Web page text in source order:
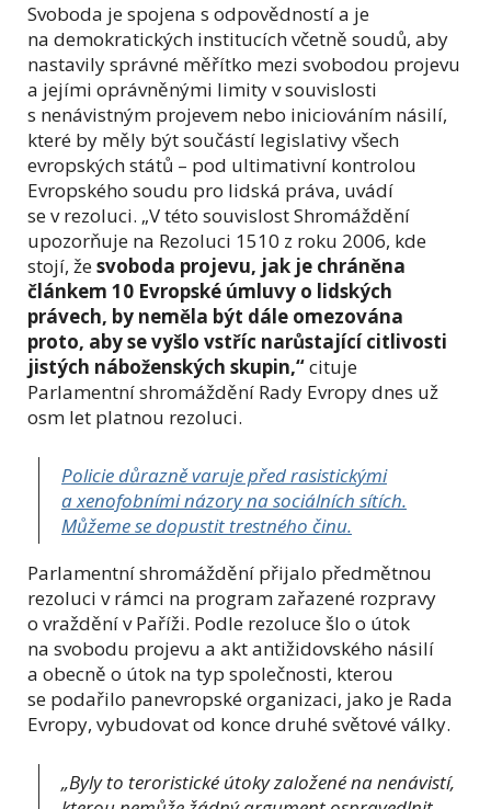
Svoboda je spojena s odpovědností a je
na demokratických institucích včetně soudů, aby
nastavily správné měřítko mezi svobodou projevu
a jejími oprávněnými limity v souvislosti
s nenávistným projevem nebo iniciováním násilí,
které by měly být součástí legislativy všech
evropských států – pod ultimativní kontrolou
Evropského soudu pro lidská práva, uvádí
se v rezoluci. „V této souvislost Shromáždění
upozorňuje na Rezoluci 1510 z roku 2006, kde
stojí, žesvoboda projevu, jak je chráněna
článkem 10 Evropské úmluvy o lidských
právech, by neměla být dále omezována
proto, aby se vyšlo vstříc narůstající citlivosti
jistých náboženských skupin,“cituje
Parlamentní shromáždění Rady Evropy dnes už
osm let platnou rezoluci.
Policie důrazně varuje před rasistickými
a xenofobními názory na sociálních sítích.
Můžeme se dopustit trestného činu.
Parlamentní shromáždění přijalo předmětnou
rezoluci v rámci na program zařazené rozpravy
o vraždění v Paříži. Podle rezoluce šlo o útok
na svobodu projevu a akt antižidovského násilí
a obecně o útok na typ společnosti, kterou
se podařilo panevropské organizaci, jako je Rada
Evropy, vybudovat od konce druhé světové války.
„Byly to teroristické útoky založené na nenávistí,